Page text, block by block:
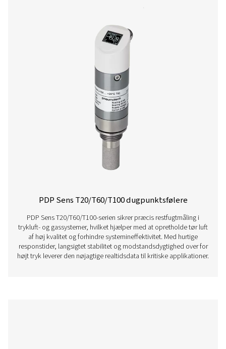
PDP Check S3/S4 stationære
PDP Check S3 og S4 er designet til stationær
dugpunktsovervågning i trykluft- og gassystemer. Med